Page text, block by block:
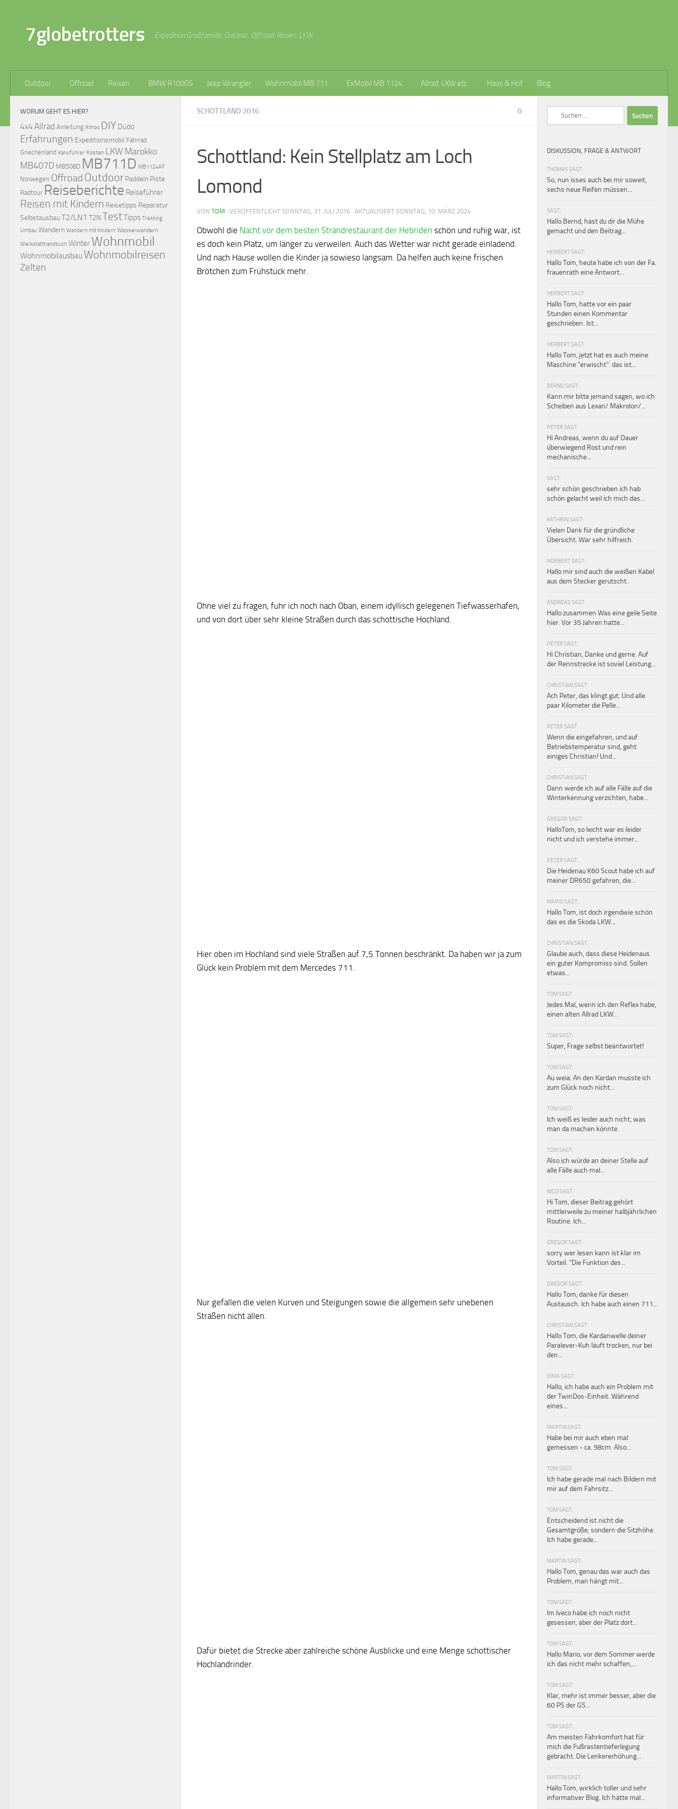
7globetrotters Expedition Großfamilie: Outdoor. Offroad. Reisen. LKW.
Outdoor Offroad Reisen BMW R100GS Jeep Wrangler Wohnmobil MB 711 ExMobil MB 1124 Allrad, LKW etc. Haus & Hof Blog
SCHOTTLAND 2016 0
Schottland: Kein Stellplatz am Loch
Lomond
VON TOM · VERÖFFENTLICHT SONNTAG, 31. JULI 2016 · AKTUALISIERT SONNTAG, 10. MÄRZ 2024
Obwohl die Nacht vor dem besten Strandrestaurant der Hebriden schön und ruhig war, ist
es doch kein Platz, um länger zu verweilen. Auch das Wetter war nicht gerade einladend.
Und nach Hause wollen die Kinder ja sowieso langsam. Da helfen auch keine frischen
Brötchen zum Frühstück mehr.
Ohne viel zu fragen, fuhr ich noch nach Oban, einem idyllisch gelegenen Tiefwasserhafen,
und von dort über sehr kleine Straßen durch das schottische Hochland.
Hier oben im Hochland sind viele Straßen auf 7,5 Tonnen beschränkt. Da haben wir ja zum
Glück kein Problem mit dem Mercedes 711.
Nur gefallen die velen Kurven und Steigungen sowie die allgemein sehr unebenen
Straßen nicht allen.
Dafür bietet die Strecke aber zahlreiche schöne Ausblicke und eine Menge schottischer
Hochlandrinder.
WORUM GEHT ES HIER?
4x4Allrad Anleitung Athos DIY Düdo
Erfahrungen Expeditionsmobil Fahrrad
Griechenland Kanuführer Kosten LKW Marokko
MB407D MB508D MB711D MB1124AF
Norwegen Offroad Outdoor Paddeln Piste
Radtour Reiseberichte Reiseführer
Reisen mit Kindern Reisetipps Reparatur
SelbstausbauT2/LN1 T2N TestTipps Trekking
Umbau Wandern Wandern mit Kindern Wasserwandern
Werkstatthandbuch Winter Wohnmobil
Wohnmobilausbau Wohnmobilreisen
Zelten
DISKUSSION, FRAGE & ANTWORT
THOMAS SAGT:
So, nun isses auch bei mir soweit,
sechs neue Reifen müssen...
SAGT:
Hallo Bernd, hast du dir die Mühe
gemacht und den Beitrag...
HERBERT SAGT:
Hallo Tom, heute habe ich von der Fa.
frauenrath eine Antwort...
HERBERT SAGT:
Hallo Tom, hatte vor ein paar
Stunden einen Kommentar
geschrieben. Ist...
HERBERT SAGT:
Hallo Tom, jetzt hat es auch meine
Maschine "erwischt". das ist...
BERND SAGT:
Kann mir bitte jemand sagen, wo ich
Scheiben aus Lexan/ Makrolon/...
PETER SAGT:
Hi Andreas, wenn du auf Dauer
überwiegend Rost und rein
mechanische...
SAGT:
sehr schön geschrieben ich hab
schön gelacht weil ich mich das...
KATHRIN SAGT:
Vielen Dank für die gründliche
Übersicht. War sehr hilfreich.
NORBERT SAGT:
Hallo mir sind auch die weißen Kabel
aus dem Stecker gerutscht.
ANDREAS SAGT:
Hallo zusammen Was eine geile Seite
hier. Vor 35 Jahren hatte...
PETER SAGT:
Hi Christian, Danke und gerne. Auf
der Rennstrecke ist soviel Leistung...
CHRISTIAN SAGT:
Ach Peter, das klingt gut. Und alle
paar Kilometer die Pelle...
PETER SAGT:
Wenn die eingefahren, und auf
Betriebstemperatur sind, geht
einiges Christian! Und...
CHRISTIAN SAGT:
Dann werde ich auf alle Fälle auf die
Winterkennung verzichten, habe...
GREGOR SAGT:
HalloTom, so leicht war es leider
nicht und ich verstehe immer...
PETER SAGT:
Die Heidenau K60 Scout habe ich auf
meiner DR650 gefahren, die...
MARIO SAGT:
Hallo Tom, ist doch irgendwie schön
das es die Skoda LKW...
CHRISTIAN SAGT:
Glaube auch, dass diese Heidenaus
ein guter Kompromiss sind. Sollen
etwas...
TOM SAGT:
Jedes Mal, wenn ich den Reflex habe,
einen alten Allrad LKW...
TOM SAGT:
Super, Frage selbst beantwortet!
TOM SAGT:
Au weia. An den Kardan musste ich
zum Glück noch nicht...
TOM SAGT:
Ich weiß es leider auch nicht, was
man da machen könnte.
TOM SAGT:
Also ich würde an deiner Stelle auf
alle Fälle auch mal...
NICO SAGT:
Hi Tom, dieser Beitrag gehört
mittlerweile zu meiner halbjährlichen
Routine. Ich...
GREGOR SAGT:
sorry wer lesen kann ist klar im
Vorteil. "Die Funktion des...
GREGOR SAGT:
Hallo Tom, danke für diesen
Austausch. Ich habe auch einen 711...
CHRISTIAN SAGT:
Hallo Tom, die Kardanwelle deiner
Paralever-Kuh läuft trocken, nur bei
den...
DIMA SAGT:
Hallo, ich habe auch ein Problem mit
der TwinDos-Einheit. Während
eines...
MARTIN SAGT:
Habe bei mir auch eben mal
gemessen - ca. 98cm. Also...
TOM SAGT:
Ich habe gerade mal nach Bildern mit
mir auf dem Fahrsitz...
TOM SAGT:
Entscheidend ist nicht die
Gesamtgröße, sondern die Sitzhöhe.
Ich habe gerade...
MARTIN SAGT:
Hallo Tom, genau das war auch das
Problem, man hängt mit...
TOM SAGT:
Im Iveco habe ich noch nicht
gesessen, aber der Platz dort...
TOM SAGT:
Hallo Mario, vor dem Sommer werde
ich das nicht mehr schaffen,...
TOM SAGT:
Klar, mehr ist immer besser, aber die
60 PS der GS...
TOM SAGT:
Am meisten Fahrkomfort hat für
mich die Fußrastentieferlegung
gebracht. Die Lenkererhöhung...
MARTIN SAGT:
Hallo Tom, wirklich toller und sehr
informativer Blog. Ich hätte mal...